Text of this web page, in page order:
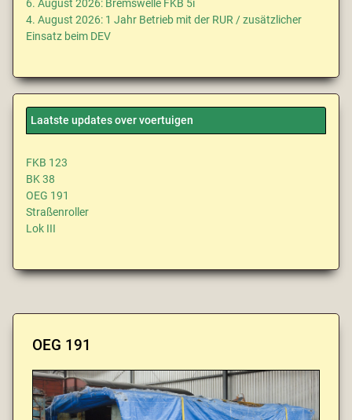
6. August 2026: Bremswelle FKB 5i
4. August 2026: 1 Jahr Betrieb mit der RUR / zusätzlicher
Einsatz beim DEV
Laatste updates over voertuigen
FKB 123
BK 38
OEG 191
Straßenroller
Lok III
OEG 191